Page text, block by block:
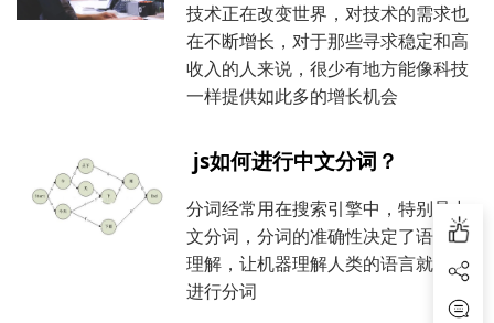
技术正在改变世界，对技术的需求也
在不断增长，对于那些寻求稳定和高
收入的人来说，很少有地方能像科技
一样提供如此多的增长机会
js如何进行中文分词？
分词经常用在搜索引擎中，特别是中
文分词，分词的准确性决定了语义的
理解，让机器理解人类的语言就必须
进行分词